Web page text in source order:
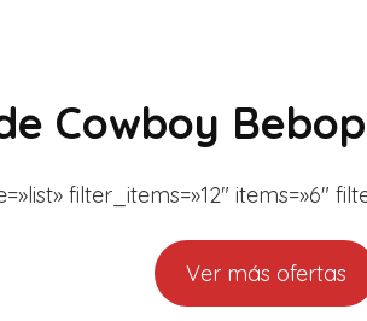
Cowboy
filter_items=»12″ items=»6″
Ver más ofertas